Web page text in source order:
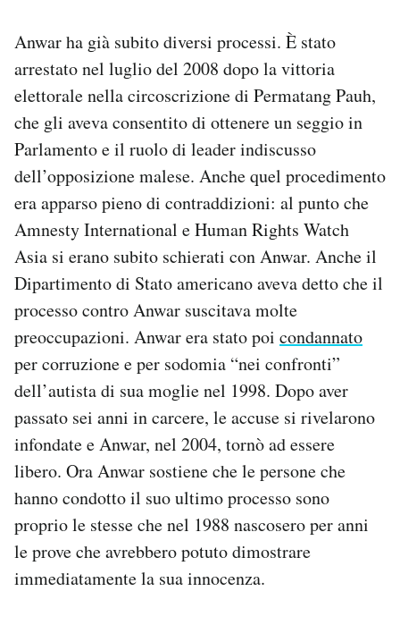
Anwar ha già subito diversi processi. È stato
arrestato nel luglio del 2008 dopo la vittoria
elettorale nella circoscrizione di Permatang Pauh,
che gli aveva consentito di ottenere un seggio in
Parlamento e il ruolo di leader indiscusso
dell’opposizione malese. Anche quel procedimento
era apparso pieno di contraddizioni: al punto che
Amnesty International e Human Rights Watch
Asia si erano subito schierati con Anwar. Anche il
Dipartimento di Stato americano aveva detto che il
processo contro Anwar suscitava molte
preoccupazioni. Anwar era stato poi condannato
per corruzione e per sodomia “nei confronti”
dell’autista di sua moglie nel 1998. Dopo aver
passato sei anni in carcere, le accuse si rivelarono
infondate e Anwar, nel 2004, tornò ad essere
libero. Ora Anwar sostiene che le persone che
hanno condotto il suo ultimo processo sono
proprio le stesse che nel 1988 nascosero per anni
le prove che avrebbero potuto dimostrare
immediatamente la sua innocenza.